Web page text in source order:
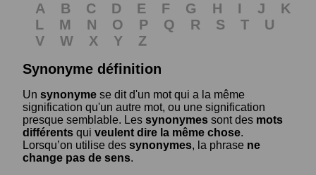
A B C D E F G H I J
K
L
M N O P Q R S T
U
V
W X Y
Z
Synonyme définition
Un synonyme se dit d'un mot qui a la même
signification qu'un autre mot, ou une signification
presque semblable. Les synonymes sont des mots
différents qui veulent dire la même chose.
Lorsqu’on utilise des synonymes, la phrase ne
change pas de sens.